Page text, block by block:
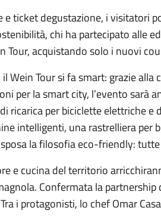
e ticket degustazione, i visitatori
chi ha partecipato alle
Tour, acquistando solo i nuovi
Wein Tour si fa smart: grazie
per la smart city, l’evento sarà
ricarica per biciclette elettriche
intelligenti, una rastrelliera
la filosofia eco-friendly:
e cucina del territorio
Confermata la
i protagonisti, lo chef Omar